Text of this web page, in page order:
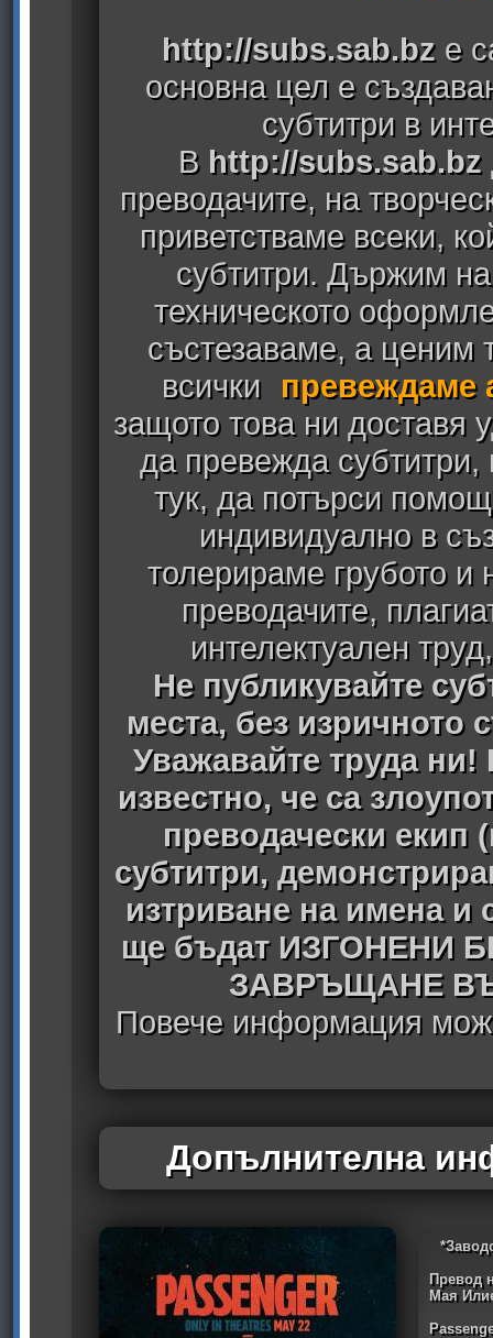
http://subs.sab.bz е
основна цел е
субтитри в
В http://subs.sab.bz
преводачите, на
приветстваме всеки,
субтитри. Държим
техническото
състезаваме, а ценим
всички
превеждаме
защото това ни доставя
да превежда
тук, да потърси
индивидуално в
толерираме грубото
преводачите,
интелектуален
Не публикувайте
места, без изричното
Уважавайте труда ни!
известно, че са
преводачески екип
субтитри,
изтриване на имена
ще бъдат ИЗГОНЕНИ
ЗАВРЪЩАНЕ
Повече информация
Допълнителна
Превод
Мая